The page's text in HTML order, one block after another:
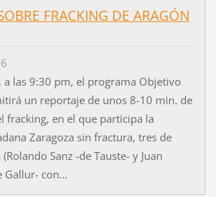
FRACKING DE ARAGÓN
a las 9:30 pm, el programa Objetivo
un reportaje de unos 8-10 min. de
fracking, en el que participa la
Zaragoza sin fractura, tres de
Sanz -de Tauste- y Juan
Gallur- con...